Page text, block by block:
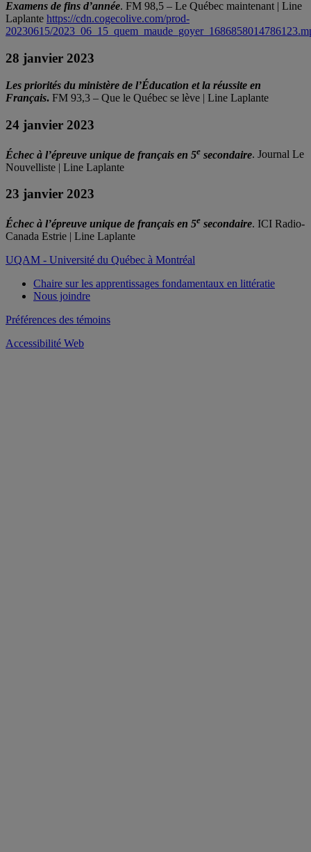
Examens de fins d’année. FM 98,5 – Le Québec maintenant | Line
Laplante https://cdn.cogecolive.com/prod-
20230615/
28 janvier 2023
Les priorités du ministère de l’Éducation et la réussite en
Français. FM 93,3 – Que le Québec se lève | Line Laplante
24 janvier 2023
Échec à l’épreuve unique de français en 5e secondaire. Journal Le
Nouvelliste | Line Laplante
23 janvier 2023
Échec à l’épreuve unique de français en 5e secondaire. ICI Radio-
Canada Estrie | Line Laplante
UQAM - Université du Québec à Montréal
Chaire sur les apprentissages fondamentaux en littératie
Nous joindre
Préférences des témoins
Accessibilité Web